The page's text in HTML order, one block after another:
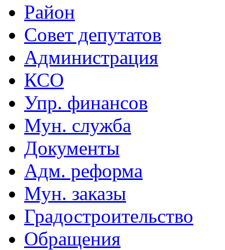
Район
Совет депутатов
Администрация
КСО
Упр. финансов
Мун. служба
Документы
Адм. реформа
Мун. заказы
Градостроительство
Обращения